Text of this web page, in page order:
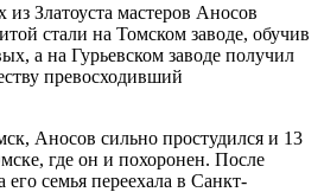
Златоуста мастеров Аносов
стали на Томском заводе, обучив
а на Гурьевском заводе получил
превосходивший
Аносов сильно простудился и 13
где он и похоронен. После
семья переехала в Санкт-